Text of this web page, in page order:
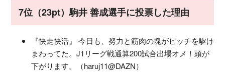
7位（23pt）駒井 善成選手に投票した理由
『快走快活』 今日も、努力と筋肉の塊がピッチを駆け
まわってた。J1リーグ戦通算200試合出場オメ！頭が
下がります。（haruj11@DAZN）